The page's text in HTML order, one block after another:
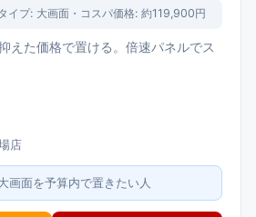
イプ: 大画面・コスパ価格: 約119,900円
えた価格で置ける。倍速パネルでス
店
画面を予算内で置きたい人